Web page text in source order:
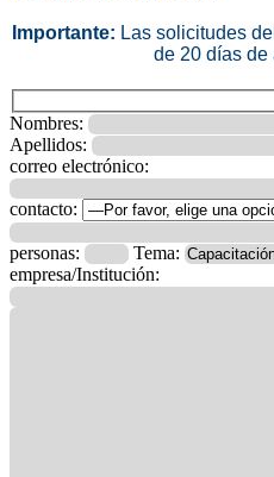
Importante: Las solicitudes
de 20 días de
Nombres:
Apellidos:
correo electrónico:
contacto:
personas:
Tema:
empresa/Institución: